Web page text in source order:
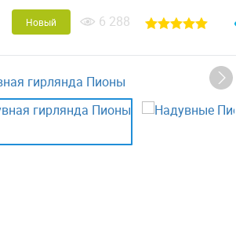
Новый 6 288